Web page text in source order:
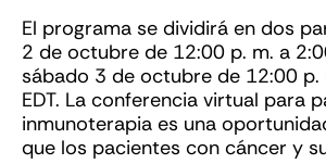
El programa se dividirá en dos
2 de octubre de 12:00 p. m. a
sábado 3 de octubre de 12:00 p.
EDT. La conferencia virtual para
inmunoterapia es una
que los pacientes con cáncer y